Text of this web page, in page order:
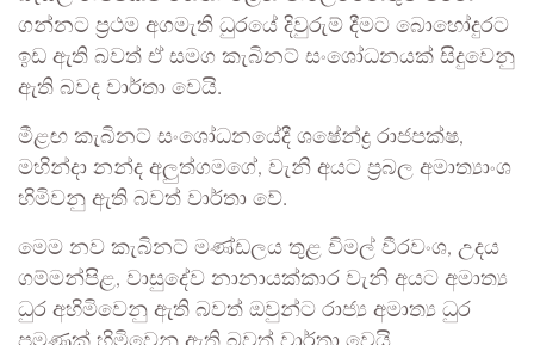
ගන්නට ප්‍රථම අගමැති ධුරයේ දිවුරුම් දීමට බොහෝදුරට
ඉඩ ඇති බවත් ඒ සමග කැබිනට් සංශෝධනයක් සිදුවෙනු
ඇති බවද වාර්තා වෙයි.
මීළඟ කැබිනට් සංශෝධනයේදී ශෂේන්ද්‍ර රාජපක්ෂ,
මහින්දා නන්ද අලුත්ගමගේ, වැනි අයට ප්‍රබල අමාත්‍යාංශ
හිමිවනු ඇති බවත් වාර්තා වේ.
මෙම නව කැබිනට් මණ්ඩලය තුළ විමල් වීරවංශ, උදය
ගම්මන්පිළ, වාසුදේව නානායක්කාර වැනි අයට අමාත්‍ය
ධුර අහිමිවෙනු ඇති බවත් ඔවුන්ට රාජ්‍ය අමාත්‍ය ධුර